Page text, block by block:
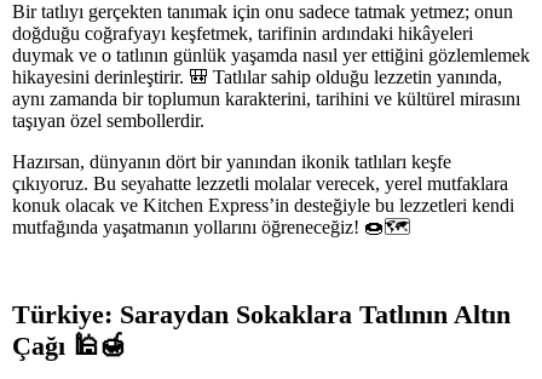
Bir tatlıyı gerçekten tanımak için onu sadece tatmak yetmez; onun
doğduğu coğrafyayı keşfetmek, tarifinin ardındaki hikâyeleri
duymak ve o tatlının günlük yaşamda nasıl yer ettiğini gözlemlemek
hikayesini derinleştirir. 🎒 Tatlılar sahip olduğu lezzetin yanında,
aynı zamanda bir toplumun karakterini, tarihini ve kültürel mirasını
taşıyan özel sembollerdir.
Hazırsan, dünyanın dört bir yanından ikonik tatlıları keşfe
çıkıyoruz. Bu seyahatte lezzetli molalar verecek, yerel mutfaklara
konuk olacak ve Kitchen Express’in desteğiyle bu lezzetleri kendi
mutfağında yaşatmanın yollarını öğreneceğiz! 🍩🗺️
Türkiye: Saraydan Sokaklara Tatlının Altın
Çağı 🕌🍯